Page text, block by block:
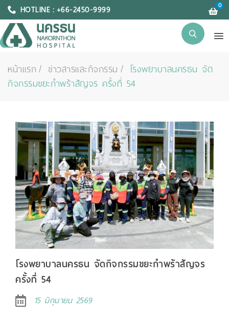
HOTLINE : +66-2450-9999 0
หน้าแรก ข่าวสารและกิจกรรม
โรงพยาบาลนครธน จัด
กิจกรรมขยะกำพร้าสัญจร ครั้งที่ 54
โรงพยาบาลนครธน จัดกิจกรรมขยะกำพร้าสัญจร
ครั้งที่ 54
15 มิถุนายน 2569